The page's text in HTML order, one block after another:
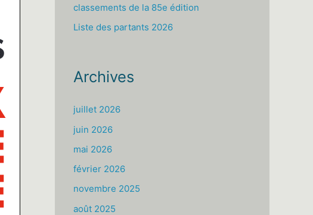
r
classements de la 85e édition
Liste des partants 2026
Archives
juillet 2026
juin 2026
mai 2026
février 2026
novembre 2025
août 2025